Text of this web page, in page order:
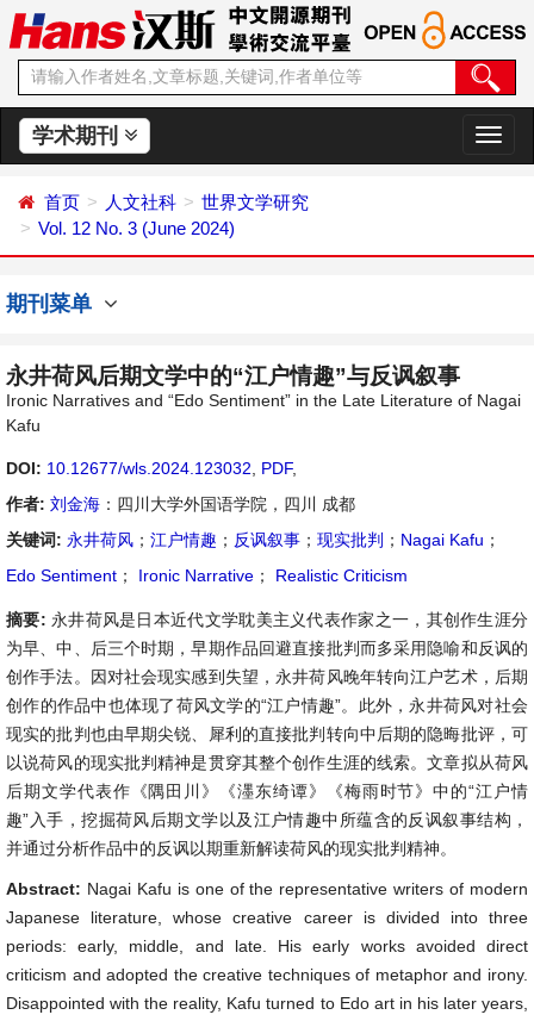
学术期刊
切
换
首页 人文社科
世界文学研究
Vol. 12 No. 3 (June 2024)
期刊菜单
永井荷风后期文学中的“江户情趣”与反讽叙事
Ironic Narratives and “Edo Sentiment” in the Late Literature of Nagai
Kafu
DOI: 10.12677/wls.2024.123032 PDF,
作者: 刘金海 ：四川大学外国语学院，四川 成都
关键词: 永井荷风 ； 江户情趣 ； 反讽叙事 ； 现实批判 ； Nagai Kafu ；
Edo Sentiment ； Ironic Narrative ； Realistic Criticism
摘要: 永井荷风是日本近代文学耽美主义代表作家之一，其创作生涯分
为早、中、后三个时期，早期作品回避直接批判而多采用隐喻和反讽的
创作手法。因对社会现实感到失望，永井荷风晚年转向江户艺术，后期
创作的作品中也体现了荷风文学的“江户情趣”。此外，永井荷风对社会
现实的批判也由早期尖锐、犀利的直接批判转向中后期的隐晦批评，可
以说荷风的现实批判精神是贯穿其整个创作生涯的线索。文章拟从荷风
后期文学代表作《隅田川》《濹东绮谭》《梅雨时节》中的“江户情
趣”入手，挖掘荷风后期文学以及江户情趣中所蕴含的反讽叙事结构，
并通过分析作品中的反讽以期重新解读荷风的现实批判精神。
Abstract: Nagai Kafu is one of the representative writers of modern
Japanese literature, whose creative career is divided into three
periods: early, middle, and late. His early works avoided direct
criticism and adopted the creative techniques of metaphor and irony.
Disappointed with the reality, Kafu turned to Edo art in his later years,